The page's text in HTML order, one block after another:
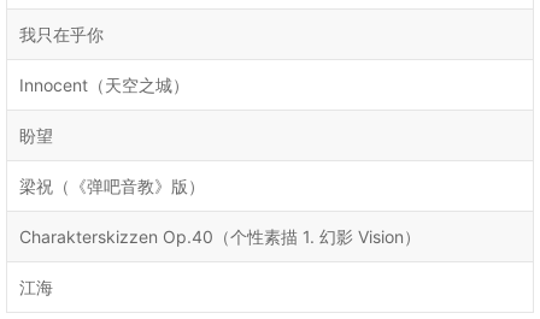
我只在乎你
Innocent（天空之城）
盼望
梁祝（《弹吧音教》版）
Charakterskizzen Op.40（个性素描 1. 幻影 Vision）
江海